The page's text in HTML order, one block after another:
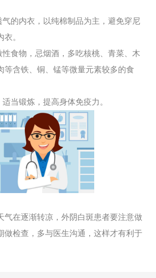
的内衣，以纯棉制品为主，避免穿尼
。
物，忌烟酒，多吃核桃、青菜、木
等含铁、铜、锰等微量元素较多的食
锻炼，提高身体免疫力。
在逐渐转凉，外阴白斑患者要注意做
做检查，多与医生沟通，这样才有利于